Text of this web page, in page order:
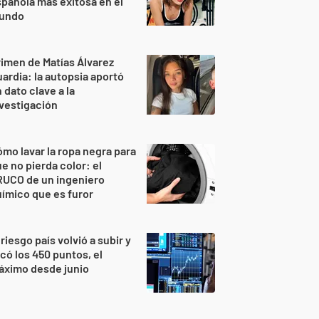
de Matías Álvarez
la autopsia aportó
dato clave a la
lavar la ropa negra para
no pierda color: el
de un ingeniero
que es furor
país volvió a subir y
los 450 puntos, el
desde junio